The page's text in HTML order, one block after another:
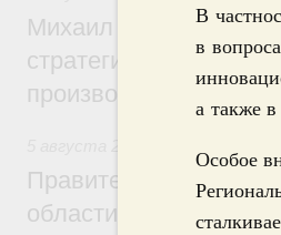
В
в
а также
Особое
Михаил Мишустин
стратегической
производительности
Правительство
области в рамках